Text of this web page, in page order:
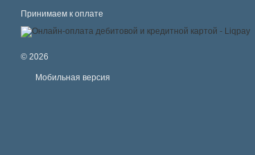
Принимаем к оплате
© 2026
Мобильная версия